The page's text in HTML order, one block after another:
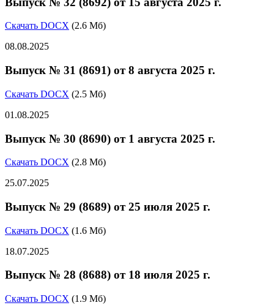
Скачать DOCX (2.6 Мб)
08.08.2025
Выпуск № 31 (8691) от 8 августа 2025 г.
Скачать DOCX (2.5 Мб)
01.08.2025
Выпуск № 30 (8690) от 1 августа 2025 г.
Скачать DOCX (2.8 Мб)
25.07.2025
Выпуск № 29 (8689) от 25 июля 2025 г.
Скачать DOCX (1.6 Мб)
18.07.2025
Выпуск № 28 (8688) от 18 июля 2025 г.
Скачать DOCX (1.9 Мб)